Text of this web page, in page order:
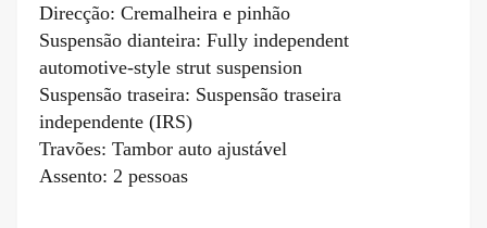
Direcção: Cremalheira e pinhão
Suspensão dianteira: Fully independent
automotive-style strut suspension
Suspensão traseira: Suspensão traseira
independente (IRS)
Travões: Tambor auto ajustável
Assento: 2 pessoas